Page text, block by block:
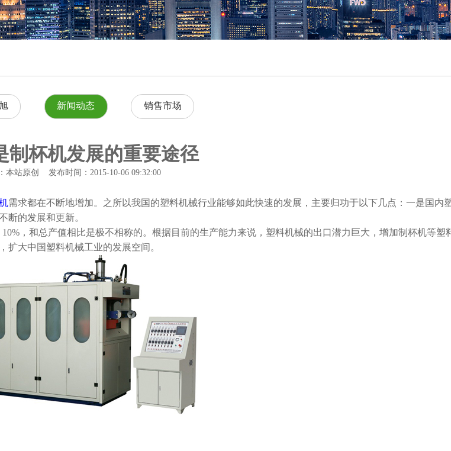
新闻动态 销售市场
制杯机发展的重要途径
本站原创 发布时间：2015-10-06 09:32:00
需求都在不断地增加。之所以我国的塑料机械行业能够如此快速的发展，主要归功于以下几点：一是国内
断的发展和更新。
，和总产值相比是极不相称的。根据目前的生产能力来说，塑料机械的出口潜力巨大，增加制杯机等塑
大中国塑料机械工业的发展空间。